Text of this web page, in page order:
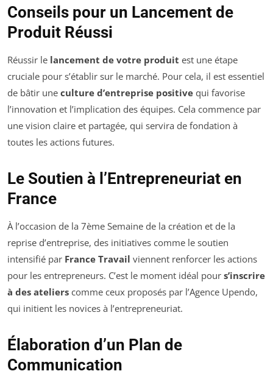
Conseils pour un Lancement de
Produit Réussi
Réussir le lancement de votre produit est une étape
cruciale pour s’établir sur le marché. Pour cela, il est essentiel
de bâtir une culture d’entreprise positive qui favorise
l’innovation et l’implication des équipes. Cela commence par
une vision claire et partagée, qui servira de fondation à
toutes les actions futures.
Le Soutien à l’Entrepreneuriat en
France
À l’occasion de la 7ème Semaine de la création et de la
reprise d’entreprise, des initiatives comme le soutien
intensifié par France Travail viennent renforcer les actions
pour les entrepreneurs. C’est le moment idéal pour s’inscrire
à des ateliers comme ceux proposés par l’Agence Upendo,
qui initient les novices à l’entrepreneuriat.
Élaboration d’un Plan de
Communication